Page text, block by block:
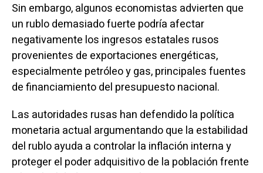
Sin embargo, algunos economistas advierten que
un rublo demasiado fuerte podría afectar
negativamente los ingresos estatales rusos
provenientes de exportaciones energéticas,
especialmente petróleo y gas, principales fuentes
de financiamiento del presupuesto nacional.
Las autoridades rusas han defendido la política
monetaria actual argumentando que la estabilidad
del rublo ayuda a controlar la inflación interna y
proteger el poder adquisitivo de la población frente